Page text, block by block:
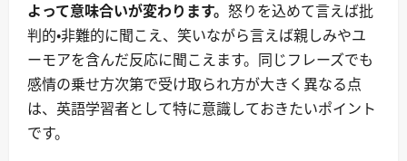
よって意味合いが変わります。 怒りを込めて言えば批
判的・非難的に聞こえ、笑いながら言えば親しみやユ
ーモアを含んだ反応に聞こえます。同じフレーズでも
感情の乗せ方次第で受け取られ方が大きく異なる点
は、英語学習者として特に意識しておきたいポイント
です。